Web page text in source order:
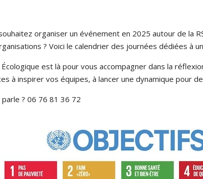
organiser un événement en 2025 autour de la
? Voici le calendrier des journées dédiées à
Écologique est là pour vous accompagner dans la
à inspirer vos équipes, à lancer une dynamique pour
parle ? 06 76 81 36 72